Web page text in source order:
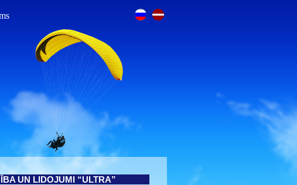
UN LIDOJUMI “ULTRA”